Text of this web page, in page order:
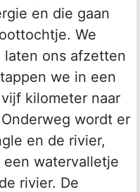
en die gaan
We
laten ons afzetten
we in een
kilometer naar
wordt er
en de rivier,
watervalletje
rivier. De